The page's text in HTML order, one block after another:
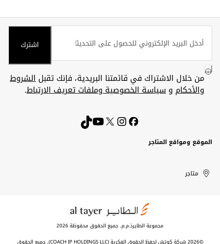
اشترك
من خلال الاشتراك في قائمتنا البريدية، فإنك تقبلالشروط
والأحكام وسياسة الخصوصية وملفات تعريف الارتباط.
الموقع ومواقع المتاجر
United
Arab
Kuwait
الإمارات
العربية
الكويت
متاجر
مجموعة الطايرذ.م.م. جميع الحقوق محفوظة 2026
©2026 شركة كوتش لحفظ الحقوق الفكرية (COACH IP HOLDINGS LLC). جميع الحقوق